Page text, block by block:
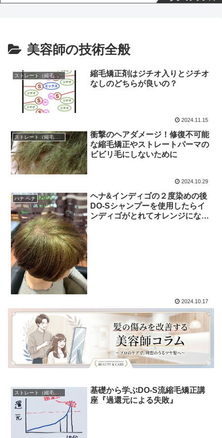
美容師の技術全般
ストレート（縮毛矯正）
縮毛矯正剤はジチオ入りとジチオ
なしのどちらが良いの？
2024.11.15
ストレート（縮毛矯正）
衝撃のヘアダメージ！修復不可能
な縮毛矯正やストレートパーマの
ビビリ毛にしないために
2024.10.29
ハナ ヘナ
ヘナ&インディゴの２度染めの後
DO-Sシャンプーを使用したらイ
ンディゴがとれてオレンジになり
2024.10.17
ストレート（縮毛矯正）
基礎から学ぶDO-S流縮毛矯正講
座『過還元による失敗』